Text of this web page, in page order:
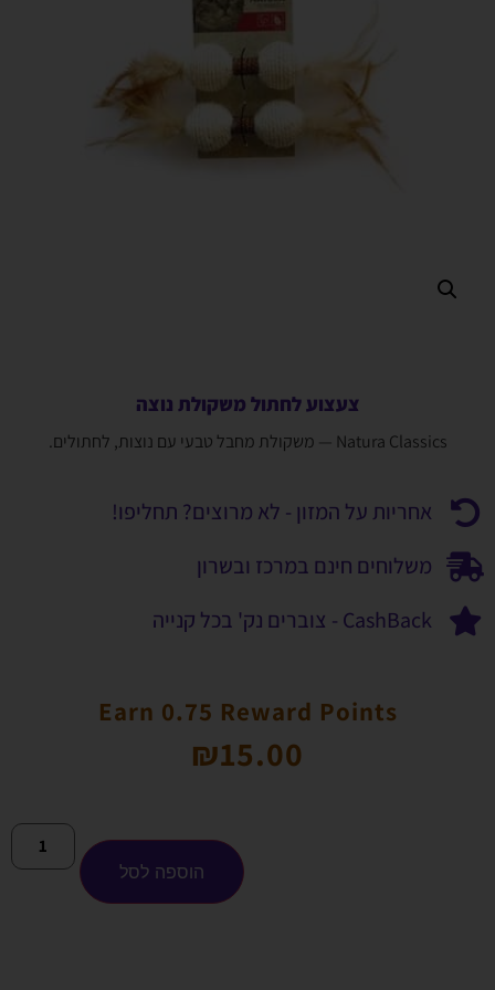
צעצוע לחתול משקולת נוצה
Natura Classics — משקולת מחבל טבעי עם נוצות, לחתולים.
אחריות על המזון - לא מרוצים? תחליפו!
משלוחים חינם במרכז ובשרון
CashBack - צוברים נק' בכל קנייה
Earn 0.75 Reward Points
₪15.00
הוספה לסל